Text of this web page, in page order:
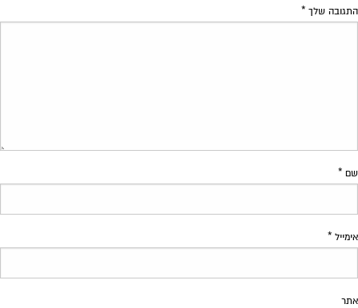
התגובה שלך *
שם *
אימייל *
אתר